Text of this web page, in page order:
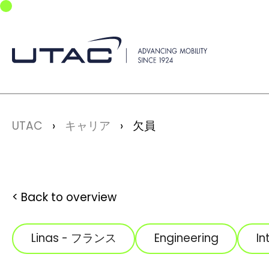
Skip to main navigation
Skip to main content
Skip to page footer
You are here:
UTAC キャリア 欠員
Back to overview
Linas - フランス Engineering